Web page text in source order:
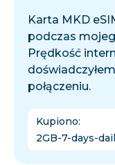
Karta MKD
podczas
Prędkość
połączeniu.
Kupiono:
2GB-7-days-